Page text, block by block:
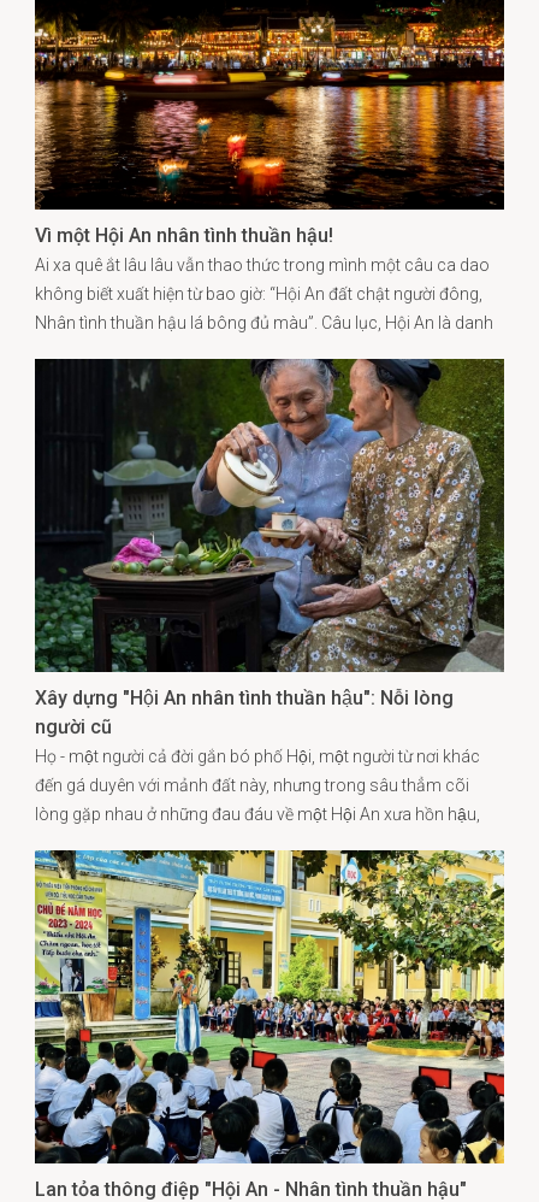
Vì một Hội An nhân tình thuần hậu!
Ai xa quê ắt lâu lâu vẫn thao thức trong mình một câu ca dao
không biết xuất hiện từ bao giờ: “Hội An đất chật người đông,
Nhân tình thuần hậu lá bông đủ màu”. Câu lục, Hội An là danh
ngữ chỉ các vật chất có trên đó, là một thực thể tự nhiên với
những quá trình phức tạp và đa dạng diễn ra trong nó, đất là
không gian, là diện tích cụ thể, là nơi cư trú của cộng đồng.
Xây dựng "Hội An nhân tình thuần hậu": Nỗi lòng
người cũ
Họ - một người cả đời gắn bó phố Hội, một người từ nơi khác
đến gá duyên với mảnh đất này, nhưng trong sâu thẳm cõi
lòng gặp nhau ở những đau đáu về một Hội An xưa hồn hậu,
luôn nồng ấm, thân thương.
Lan tỏa thông điệp "Hội An - Nhân tình thuần hậu"